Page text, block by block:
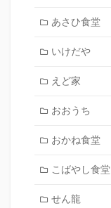
あさひ食堂
いけだや
えど家
おおうち
おかね食堂
こばやし食堂
せん龍